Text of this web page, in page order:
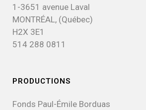
1-3651 avenue Laval
MONTRÉAL, (Québec)
H2X 3E1
514 288 0811
PRODUCTIONS
Fonds Paul-Émile Borduas